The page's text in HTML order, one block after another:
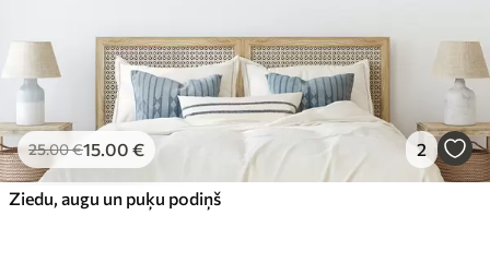
25.00€15.00 € 2
Ziedu, augu un puķu podiņš